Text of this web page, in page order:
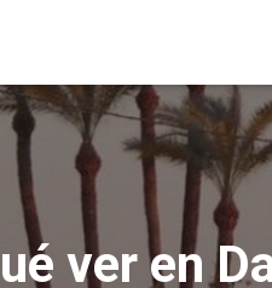
ver en